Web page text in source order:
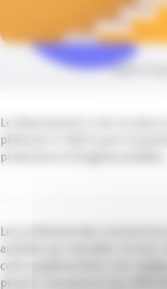
Publié le 17
Le Département a mis en place
plafonné à 1 000 € pour
protection et d’hygiène jetables.
Les professionnels recevant du
activités aux nouvelles normes
coût supplémentaire non
plupart connaissent des